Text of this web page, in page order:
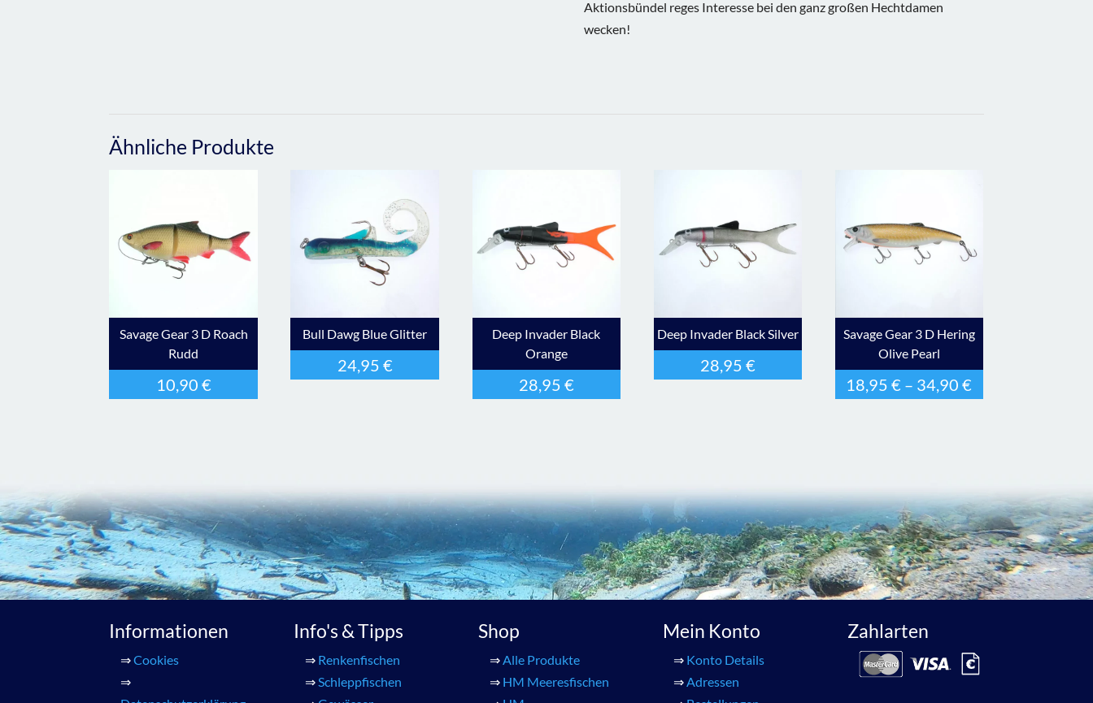
Aktionsbündel reges Interesse bei den ganz großen Hechtdamen
wecken!
Ähnliche Produkte
Savage Gear 3 D Roach
Rudd
10,90 €
Bull Dawg Blue Glitter
24,95 €
Deep Invader Black
Orange
28,95 €
Deep Invader Black Silver
28,95 €
Savage Gear 3 D Hering
Olive Pearl
18,95€ – 34,90€
Informationen
⇒Cookies
⇒
Info's & Tipps
⇒ Renkenfischen
⇒Schleppfischen
Shop
⇒Alle Produkte
⇒ HM Meeresfischen
Mein Konto
⇒ Konto Details
⇒Adressen
Zahlarten